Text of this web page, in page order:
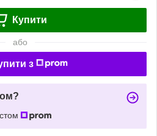
Купити
або
з